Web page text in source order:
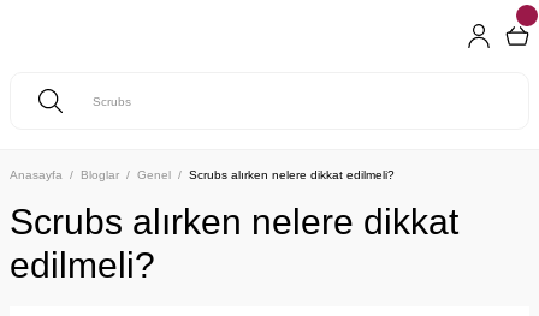
Anasayfa Bloglar Genel Scrubs alırken nelere dikkat edilmeli?
Scrubs alırken nelere dikkat
edilmeli?